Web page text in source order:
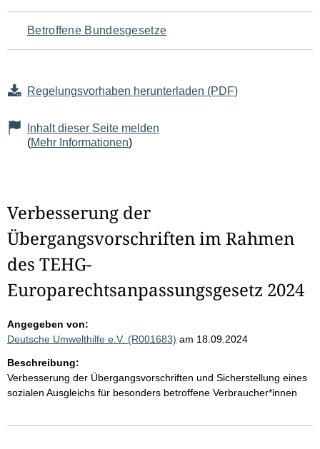
Betroffene Bundesgesetze
Regelungsvorhaben herunterladen (PDF)
Inhalt dieser Seite melden
(Mehr Informationen)
Verbesserung der
Übergangsvorschriften im Rahmen
des TEHG-
Europarechtsanpassungsgesetz 2024
Angegeben von:
Deutsche Umwelthilfe e.V. (R001683) am 18.09.2024
Beschreibung:
Verbesserung der Übergangsvorschriften und Sicherstellung eines
sozialen Ausgleichs für besonders betroffene Verbraucher*innen